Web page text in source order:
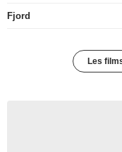
Fjord
Les